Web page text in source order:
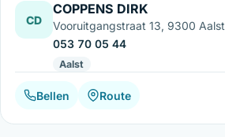
CD
COPPENS DIRK
Vooruitgangstraat 13, 9300 Aalst
053 70 05 44
Aalst
Bellen Route